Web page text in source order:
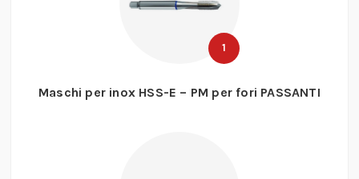
1
Maschi per inox HSS-E – PM per fori PASSANTI